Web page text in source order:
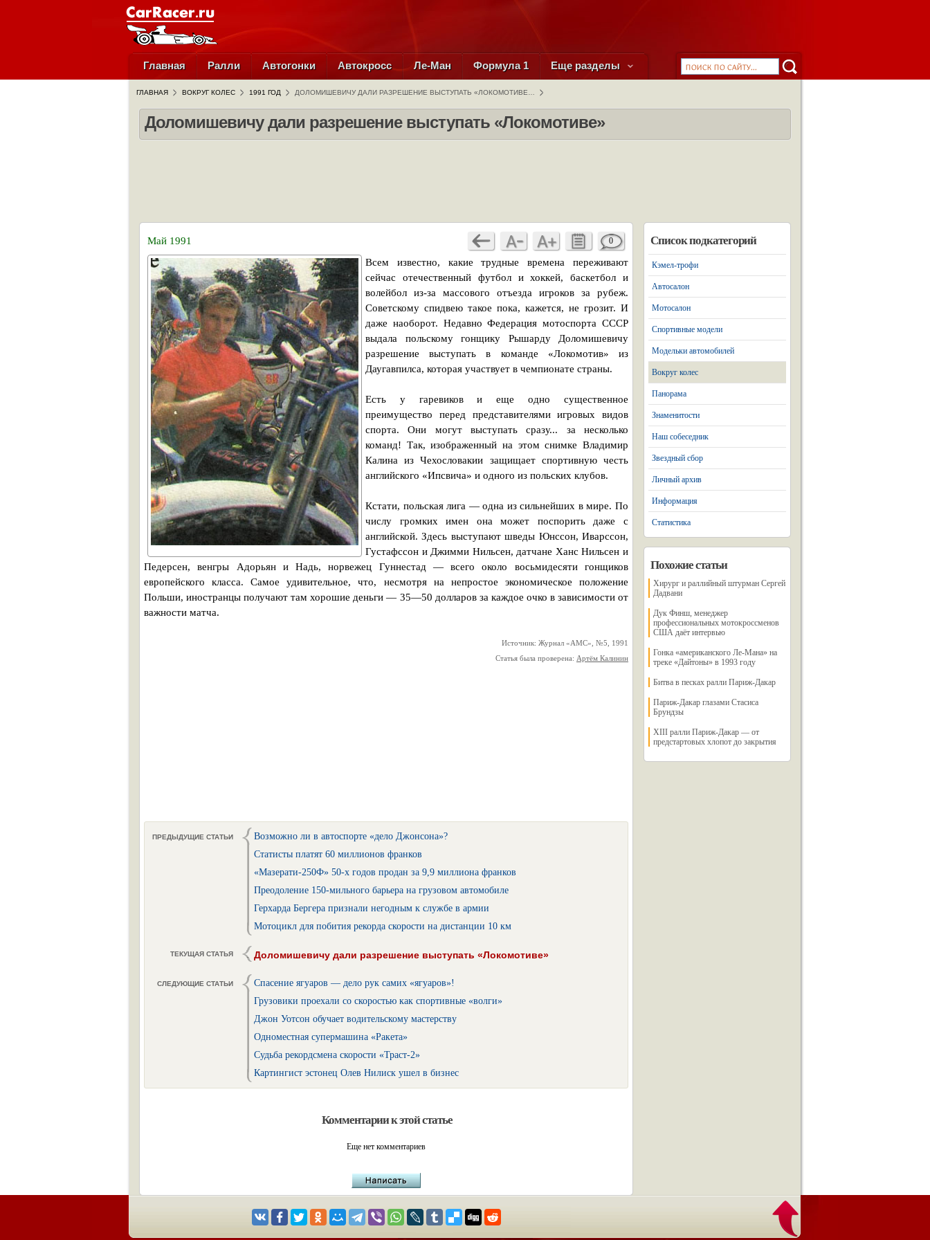
Главная Ралли Автогонки Автокросс Ле-Ман Формула 1 Еще разделы
ГЛАВНАЯ ВОКРУГ КОЛЕС 1991 ГОД ДОЛОМИШЕВИЧУ ДАЛИ РАЗРЕШЕНИЕ ВЫСТУПАТЬ «ЛОКОМОТИВЕ…
Доломишевичу дали разрешение выступать «Локомотиве»
Май 1991 0
Всем известно, какие трудные времена переживают
сейчас отечественный футбол и хоккей, баскетбол и
волейбол из-за массового отъезда игроков за рубеж.
Советскому спидвею такое пока, кажется, не грозит. И
даже наоборот. Недавно Федерация мотоспорта СССР
выдала польскому гонщику Рышарду Доломишевичу
разрешение выступать в команде «Локомотив» из
Даугавпилса, которая участвует в чемпионате страны.
Есть у гаревиков и еще одно существенное
преимущество перед представителями игровых видов
спорта. Они могут выступать сразу... за несколько
команд! Так, изображенный на этом снимке Владимир
Калина из Чехословакии защищает спортивную честь
английского «Ипсвича» и одного из польских клубов.
Кстати, польская лига — одна из сильнейших в мире. По
числу громких имен она может поспорить даже с
английской. Здесь выступают шведы Юнссон, Иварссон,
Густафссон и Джимми Нильсен, датчане Ханс Нильсен и
Педерсен, венгры Адорьян и Надь, норвежец Гуннестад — всего около восьмидесяти гонщиков
европейского класса. Самое удивительное, что, несмотря на непростое экономическое положение
Польши, иностранцы получают там хорошие деньги — 35—50 долларов за каждое очко в зависимости от
важности матча.
Источник: Журнал «АМС», №5, 1991
Статья была проверена: Артём Калинин
ПРЕДЫДУЩИЕ СТАТЬИ
Возможно ли в автоспорте «дело Джонсона»?
Статисты платят 60 миллионов франков
«Мазерати-250Ф» 50-х годов продан за 9,9 миллиона франков
Преодоление 150-мильного барьера на грузовом автомобиле
Герхарда Бергера признали негодным к службе в армии
Мотоцикл для побития рекорда скорости на дистанции 10 км
ТЕКУЩАЯ СТАТЬЯ Доломишевичу дали разрешение выступать «Локомотиве»
СЛЕДУЮЩИЕ СТАТЬИ
Спасение ягуаров — дело рук самих «ягуаров»!
Грузовики проехали со скоростью как спортивные «волги»
Джон Уотсон обучает водительскому мастерству
Одноместная супермашина «Ракета»
Судьба рекордсмена скорости «Траст-2»
Картингист эстонец Олев Нилиск ушел в бизнес
Комментарии к этой статье
Еще нет комментариев
Список подкатегорий
Кэмел-трофи
Автосалон
Мотосалон
Спортивные модели
Модельки автомобилей
Вокруг колес
Панорама
Знаменитости
Наш собеседник
Звездный сбор
Личный архив
Информация
Статистика
Похожие статьи
Хирург и раллийный штурман Сергей
Дадвани
Дук Финш, менеджер
профессиональных мотокроссменов
США даёт интервью
Гонка «американского Ле-Мана» на
треке «Дайтоны» в 1993 году
Битва в песках ралли Париж-Дакар
Париж-Дакар глазами Стасиса
Брундзы
XIII ралли Париж-Дакар — от
предстартовых хлопот до закрытия